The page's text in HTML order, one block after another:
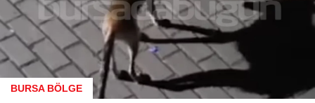
BURSA BÖLGE